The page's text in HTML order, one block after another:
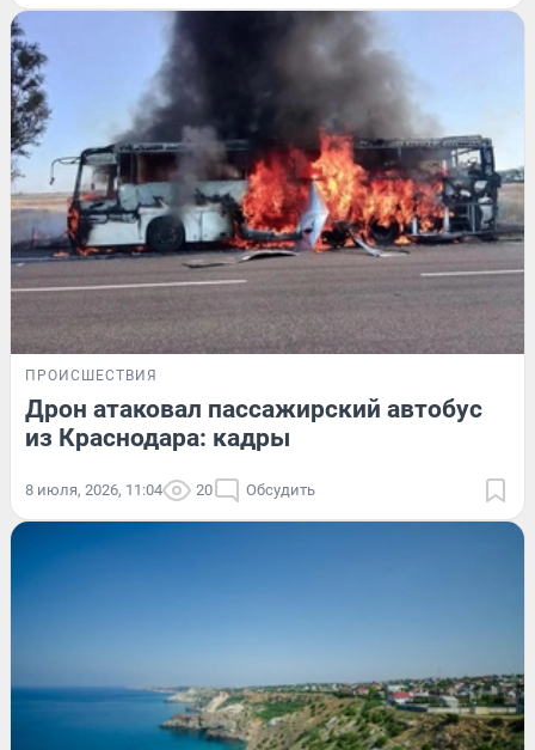
ПРОИСШЕСТВИЯ
Дрон атаковал пассажирский автобус
из Краснодара: кадры
8 июля, 2026, 11:04 20 Обсудить